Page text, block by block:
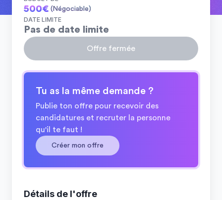
500€ (Négociable)
DATE LIMITE
Pas de date limite
Offre fermée
Tu as la même demande ?
Publie ton offre pour recevoir des
candidatures et recruter la personne
qu'il te faut !
Créer mon offre
Détails de l'offre